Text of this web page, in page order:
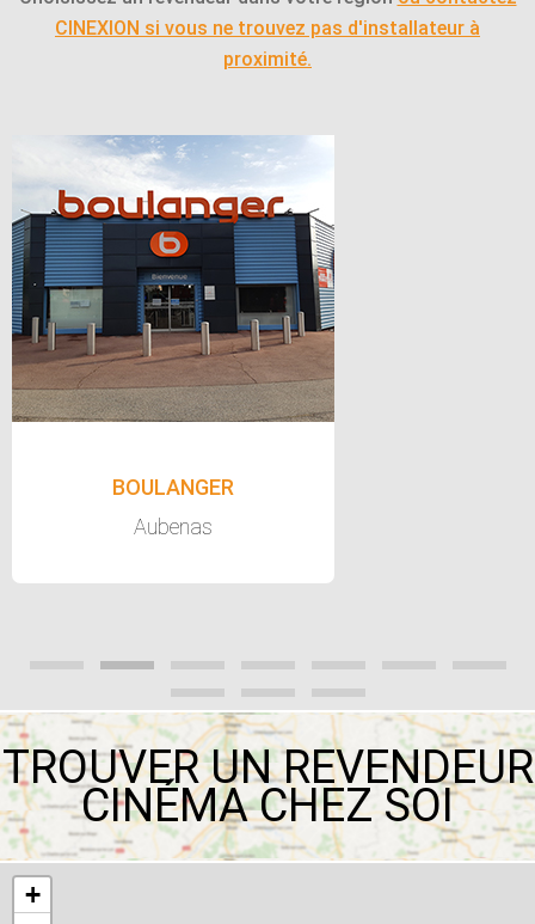
CINEXION si vous ne trouvez pas d'installateur à
proximité.
BOULANGER
Aubenas
TROUVER UN REVENDEUR
CINÉMA CHEZ SOI
+